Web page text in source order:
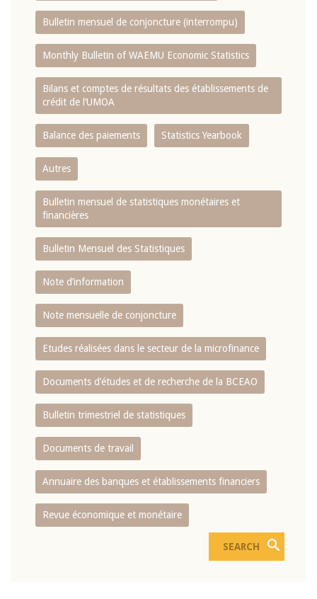
Bulletin mensuel de conjoncture (interrompu)
Monthly Bulletin of WAEMU Economic Statistics
Bilans et comptes de résultats des établissements de
crédit de l‘UMOA
Balance des paiements Statistics Yearbook
Autres
Bulletin mensuel de statistiques monétaires et
financières
Bulletin Mensuel des Statistiques
Note d’information
Note mensuelle de conjoncture
Etudes réalisées dans le secteur de la microfinance
Documents d’études et de recherche de la BCEAO
Bulletin trimestriel de statistiques
Documents de travail
Annuaire des banques et établissements financiers
Revue économique et monétaire